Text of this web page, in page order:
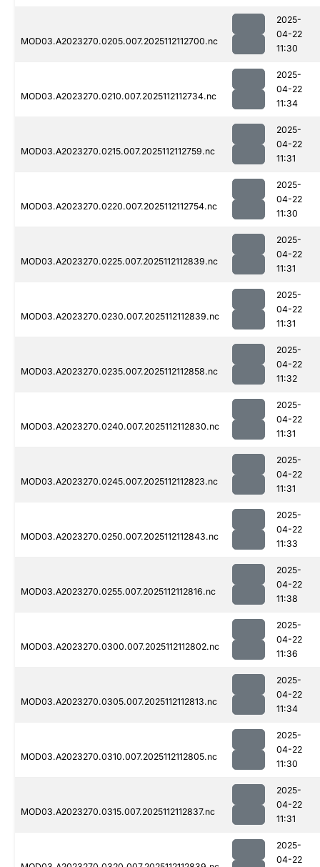
MOD03.A2023270.0205.007.2025112112700.nc
2025-
04-22
11:30
MOD03.A2023270.0210.007.2025112112734.nc
2025-
04-22
11:34
MOD03.A2023270.0215.007.2025112112759.nc
2025-
04-22
11:31
MOD03.A2023270.0220.007.2025112112754.nc
2025-
04-22
11:30
MOD03.A2023270.0225.007.2025112112839.nc
2025-
04-22
11:31
MOD03.A2023270.0230.007.2025112112839.nc
2025-
04-22
11:31
MOD03.A2023270.0235.007.2025112112858.nc
2025-
04-22
11:32
MOD03.A2023270.0240.007.2025112112830.nc
2025-
04-22
11:31
MOD03.A2023270.0245.007.2025112112823.nc
2025-
04-22
11:31
MOD03.A2023270.0250.007.2025112112843.nc
2025-
04-22
11:33
MOD03.A2023270.0255.007.2025112112816.nc
2025-
04-22
11:38
MOD03.A2023270.0300.007.2025112112802.nc
2025-
04-22
11:36
MOD03.A2023270.0305.007.2025112112813.nc
2025-
04-22
11:34
MOD03.A2023270.0310.007.2025112112805.nc
2025-
04-22
11:30
MOD03.A2023270.0315.007.2025112112837.nc
2025-
04-22
11:31
2025-
04-22